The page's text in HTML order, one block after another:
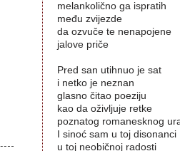
melankolično ga ispratih
među zvijezde
da ozvuče te nenapojene
jalove priče
Pred san utihnuo je sat
i netko je neznan
glasno čitao poeziju
kao da oživljuje retke
poznatog romanesknog
I sinoć sam u toj disonanci
u toj neobičnoj radosti